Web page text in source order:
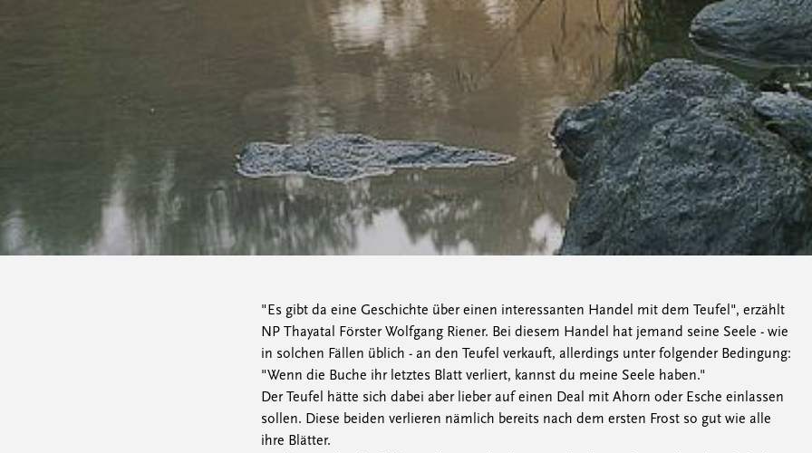
"Es gibt da eine Geschichte über einen interessanten Handel mit dem Teufel", erzählt
NP Thayatal Förster Wolfgang Riener. Bei diesem Handel hat jemand seine Seele - wie
in solchen Fällen üblich - an den Teufel verkauft, allerdings unter folgender Bedingung:
"Wenn die Buche ihr letztes Blatt verliert, kannst du meine Seele haben."
Der Teufel hätte sich dabei aber lieber auf einen Deal mit Ahorn oder Esche einlassen
sollen. Diese beiden verlieren nämlich bereits nach dem ersten Frost so gut wie alle
ihre Blätter.